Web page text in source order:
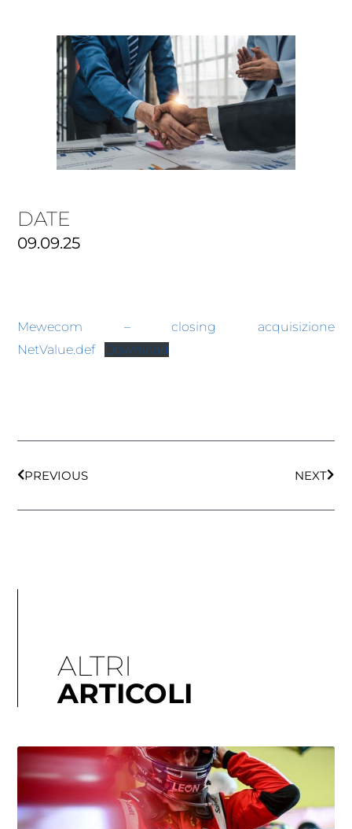
DATE
09.09.25
Mewecom – closing acquisizione
NetValue.def
Download
PREVIOUS NEXT
ALTRI
ARTICOLI